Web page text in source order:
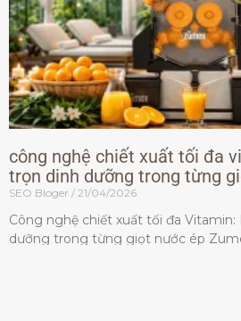
công nghệ chiết xuất tối đa
trọn dinh dưỡng trong từng
SEO Bloger 21/04/2026
Công nghệ chiết xuất tối đa
dưỡng trong từng giọt nước ép